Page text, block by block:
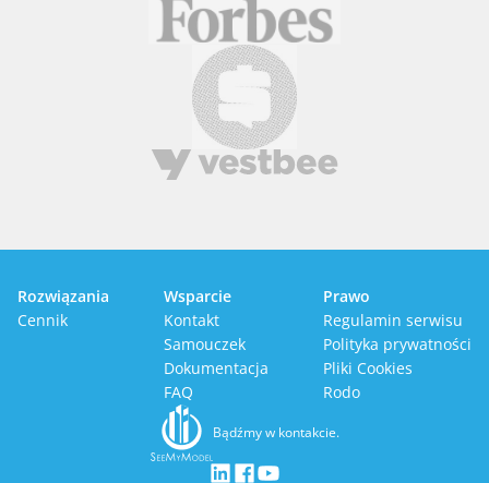
Rozwiązania
Cennik
Wsparcie
Kontakt
Samouczek
Dokumentacja
FAQ
Prawo
Regulamin serwisu
Polityka prywatności
Pliki Cookies
Rodo
Bądźmy w kontakcie.